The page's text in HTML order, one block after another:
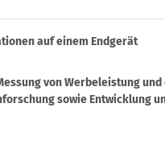
des IAB
auf einem Endgerät
von Werbeleistung und
sowie Entwicklung